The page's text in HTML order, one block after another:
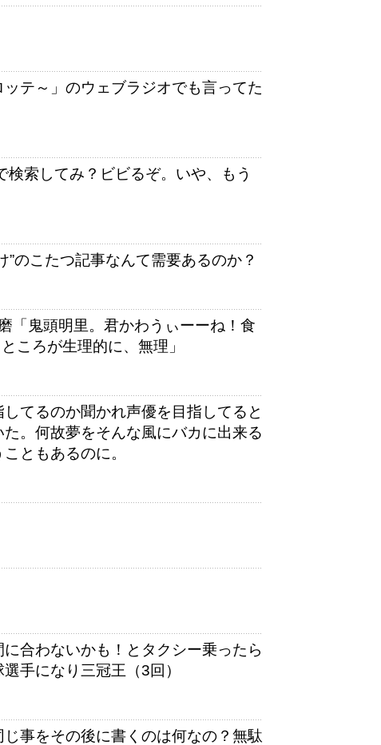
テ～」のウェブラジオでも言ってた
索してみ？ビビるぞ。いや、もう
のこたつ記事なんて需要あるのか？
鬼頭明里。君かわうぃーーね！食
ころが生理的に、無理」
てるのか聞かれ声優を目指してると
。何故夢をそんな風にバカに出来る
ともあるのに。
合わないかも！とタクシー乗ったら
手になり三冠王（3回）
事をその後に書くのは何なの？無駄